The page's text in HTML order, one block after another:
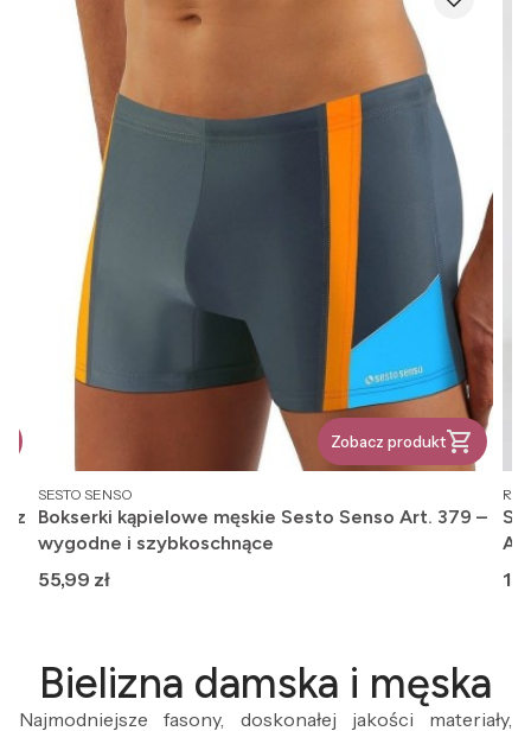
z
Zobacz produkt
PRODUCENT
SESTO SENSO
Bokserki kąpielowe męskie Sesto Senso Art. 379 –
wygodne i szybkoschnące
Cena
55,99 zł
Bielizna damska i męska
Najmodniejsze fasony, doskonałej jakości materiały,